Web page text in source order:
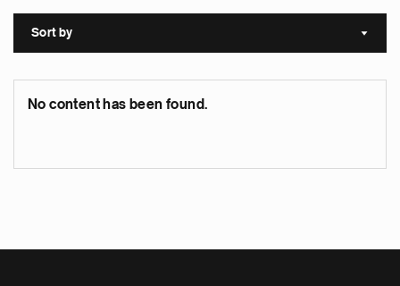
Sort by Sort
No content has been found.